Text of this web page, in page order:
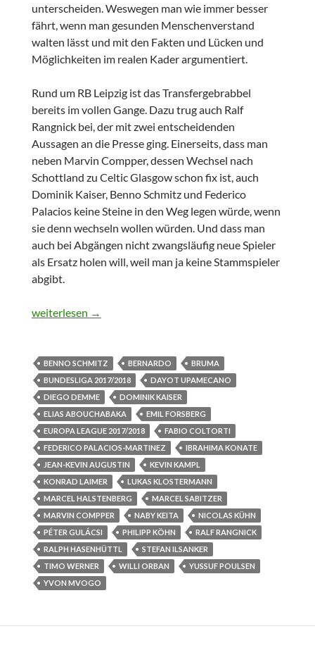
unterscheiden. Weswegen man wie immer besser
fährt, wenn man gesunden Menschenverstand
walten lässt und mit den Fakten und Lücken und
Möglichkeiten im realen Kader argumentiert.
Rund um RB Leipzig ist das Transfergebrabbel
bereits im vollen Gange. Dazu trug auch Ralf
Rangnick bei, der mit zwei entscheidenden
Aussagen an die Presse ging. Einerseits, dass man
neben Marvin Compper, dessen Wechsel nach
Schottland zu Celtic Glasgow schon fix ist, auch
Dominik Kaiser, Benno Schmitz und Federico
Palacios keine Steine in den Weg legen würde, wenn
sie denn wechseln wollen würden. Und dass man
auch bei Abgängen nicht zwangsläufig neue Spieler
als Ersatz holen will, weil man ja keine Stammspieler
abgibt.
Kaderschmiede RB Leipzig 2018
weiterlesen →
BENNO SCHMITZ BERNARDO
BRUMA
BUNDESLIGA 2017/2018
DAYOT UPAMECANO
DIEGO DEMME
DOMINIK KAISER
ELIAS ABOUCHABAKA
EMIL FORSBERG
EUROPA LEAGUE 2017/2018
FABIO COLTORTI
FEDERICO PALACIOS-MARTINEZ
IBRAHIMA KONATE
JEAN-KEVIN AUGUSTIN
KEVIN KAMPL
KONRAD LAIMER
LUKAS KLOSTERMANN
MARCEL HALSTENBERG
MARCEL SABITZER
MARVIN COMPPER
NABY KEITA
NICOLAS KÜHN
PÉTER GULÁCSI
PHILIPP KÖHN
RALF RANGNICK
RALPH HASENHÜTTL
STEFAN ILSANKER
TIMO WERNER
WILLI ORBAN
YUSSUF POULSEN
YVON MVOGO